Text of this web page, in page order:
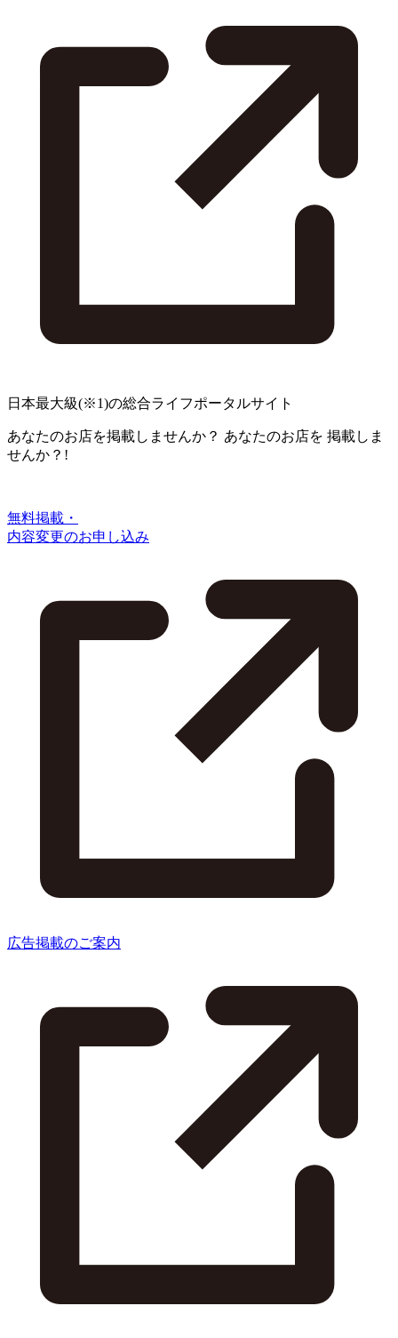
日本最大級(※1)の総合ライフポータルサイト
あなたのお店を掲載しませんか？ あなたのお店を 掲載しま
せんか？!
無料掲載・
内容変更のお申し込み
広告掲載のご案内